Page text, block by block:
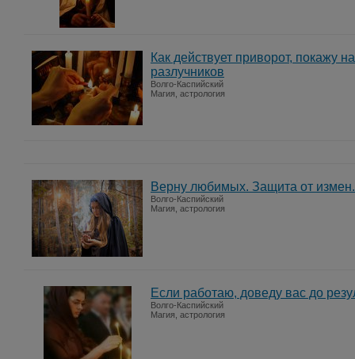
Как действует приворот, покажу
разлучников
Волго-Каспийский
Магия, астрология
Верну любимых. Защита от
Волго-Каспийский
Магия, астрология
Если работаю, доведу вас до
Волго-Каспийский
Магия, астрология